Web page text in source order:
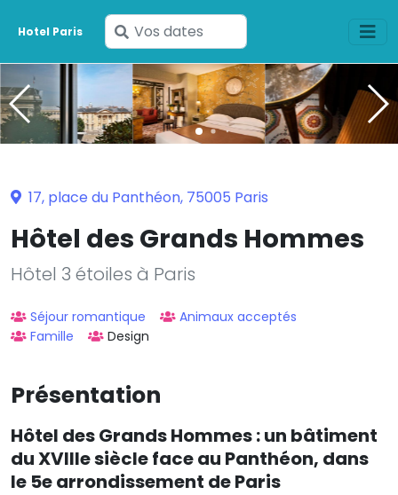
Hotel Paris
Saisissez
vos
dates
17, place du Panthéon, 75005 Paris
Hôtel des Grands Hommes
Hôtel 3 étoiles à Paris
Séjour romantique
Animaux acceptés
Famille
Design
Présentation
Hôtel des Grands Hommes: un bâtiment
du XVIIIe siècle face au Panthéon, dans
le 5e arrondissement de Paris